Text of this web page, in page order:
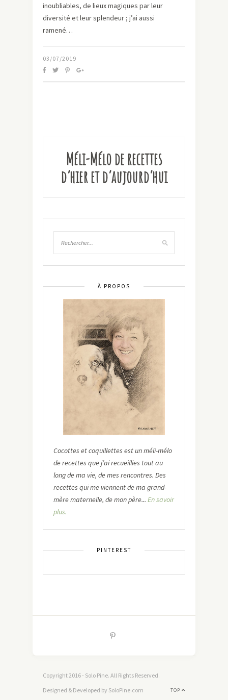
inoubliables, de lieux magiques par leur
diversité et leur splendeur ; j’ai aussi
ramené…
03/07/2019
Méli-Mélo de recettes
d’hier et d’aujourd’hui
À PROPOS
Cocottes et coquillettes est un méli-mélo
de recettes que j’ai recueillies tout au
long de ma vie, de mes rencontres. Des
recettes qui me viennent de ma grand-
mère maternelle, de mon père... En savoir
plus.
PINTEREST
Copyright 2016 - Solo Pine. All Rights Reserved.
TOP
Designed & Developed by SoloPine.com